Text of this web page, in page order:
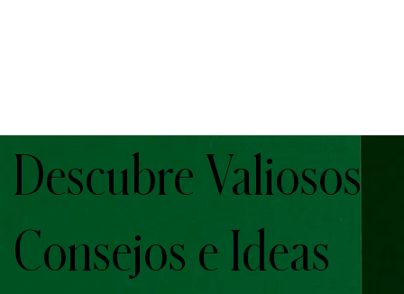
Descubre Valiosos
Consejos e Ideas